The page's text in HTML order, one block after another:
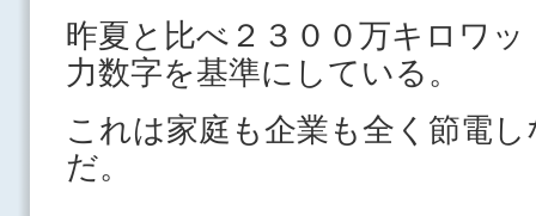
昨夏と比べ２３００万キロワ
力数字を基準にしている。
これは家庭も企業も全く節電
だ。